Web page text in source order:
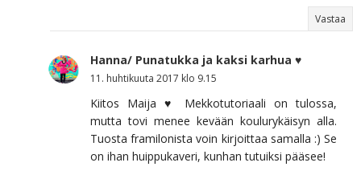
Vastaa
Hanna/ Punatukka ja kaksi karhua ♥
11. huhtikuuta 2017 klo 9.15
Kiitos Maija ♥ Mekkotutoriaali on tulossa,
mutta tovi menee kevään koulurykäisyn alla.
Tuosta framilonista voin kirjoittaa samalla :) Se
on ihan huippukaveri, kunhan tutuiksi pääsee!